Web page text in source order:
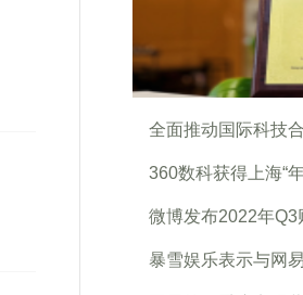
全面推动国际科技
360数科获得上海“
微博发布2022年
暴雪娱乐表示与网